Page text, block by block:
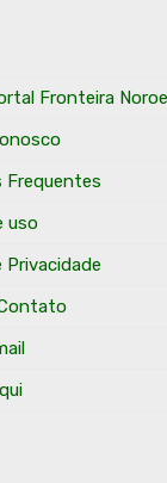
Fronteira
Frequentes
uso
Privacidade